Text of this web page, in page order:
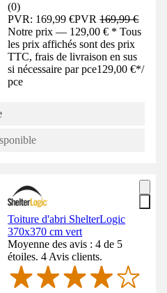
(0)
PVR: 169,99 €PVR169,99 €
Notre prix — 129,00 € * Tous
les prix affichés sont des prix
TTC, frais de livraison en sus
si nécessaire par pce129,00 €*/
pce
Toiture d'abri ShelterLogic
370x370 cm vert
Moyenne des avis : 4 de 5
étoiles. 4 Avis clients.